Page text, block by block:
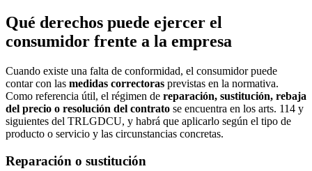
Qué derechos puede ejercer el
consumidor frente a la empresa
Cuando existe una falta de conformidad, el consumidor puede
contar con las medidas correctoras previstas en la normativa.
Como referencia útil, el régimen de reparación, sustitución, rebaja
del precio o resolución del contrato se encuentra en los arts. 114 y
siguientes del TRLGDCU, y habrá que aplicarlo según el tipo de
producto o servicio y las circunstancias concretas.
Reparación o sustitución